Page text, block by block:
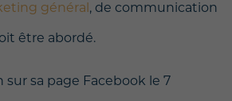
général, de communication
être abordé.
sa page Facebook le 7